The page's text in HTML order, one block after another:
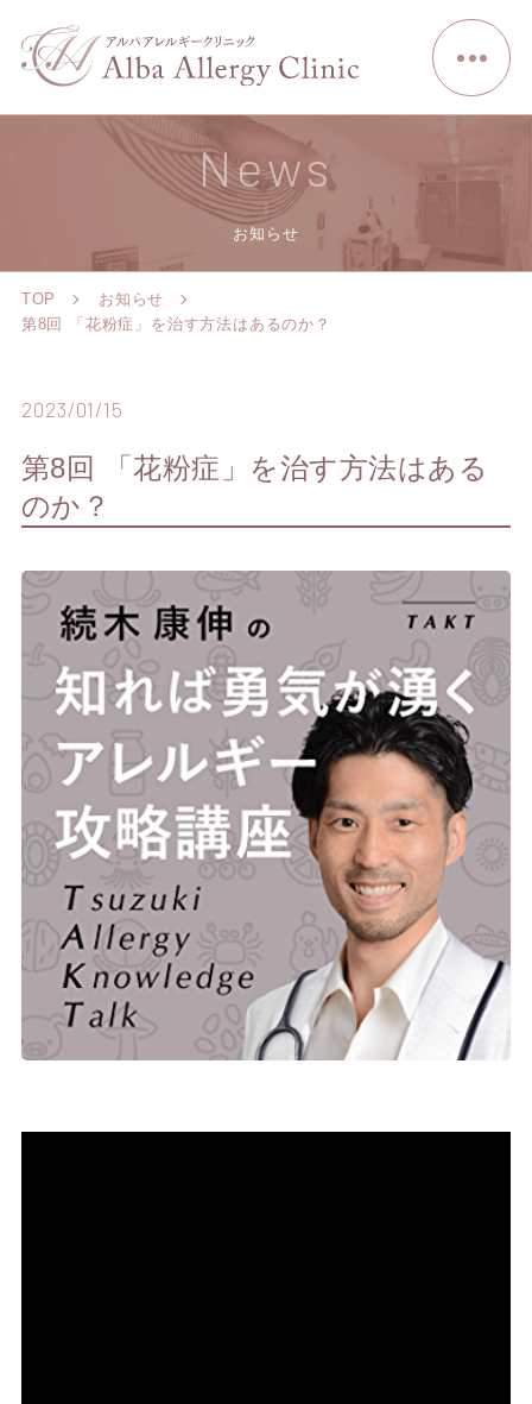
News
お知らせ
TOP
お知らせ
第8回 「花粉症」を治す方法はあるのか？
2023/01/15
第8回 「花粉症」を治す方法はある
のか？